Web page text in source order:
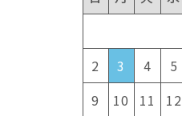
2
3 4 5
9
10 11 12